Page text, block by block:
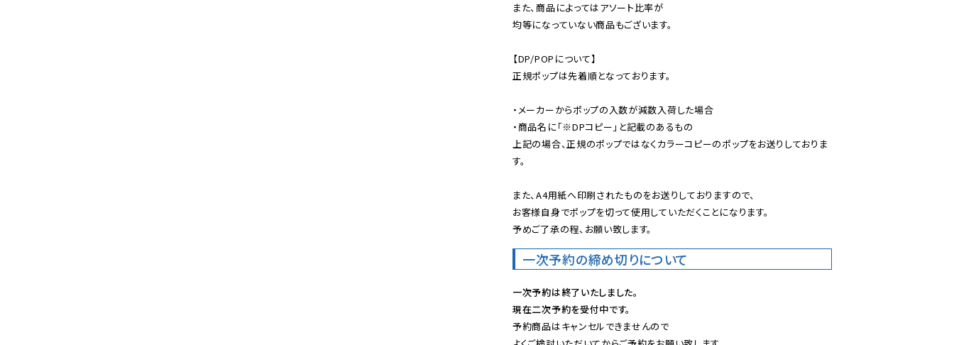
また、商品によってはアソート比率が
均等になっていない商品もございます。
【DP/POPについて】
正規ポップは先着順となっております。
・メーカーからポップの入数が減数入荷した場合
・商品名に「※DPコピー」と記載のあるもの
上記の場合、正規のポップではなくカラーコピーのポップをお送りしておりま
す。
また、A4用紙へ印刷されたものをお送りしておりますので、
お客様自身でポップを切って使用していただくことになります。
予めご了承の程、お願い致します。
一次予約の締め切りについて
一次予約は終了いたしました。
現在二次予約を受付中です。
予約商品はキャンセルできませんので